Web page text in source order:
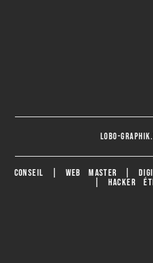
lobo-
CONSEIL | WEB MASTER |
| HACKER